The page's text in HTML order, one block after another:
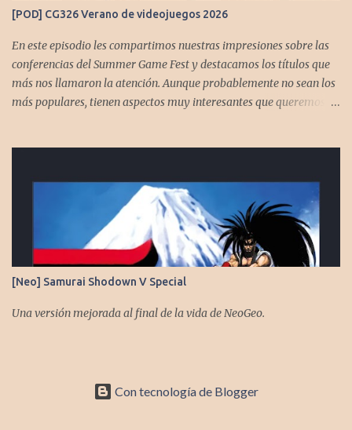
[POD] CG326 Verano de videojuegos 2026
En este episodio les compartimos nuestras impresiones sobre las
conferencias del Summer Game Fest y destacamos los títulos que
más nos llamaron la atención. Aunque probablemente no sean los
más populares, tienen aspectos muy interesantes que queremos
https://x.com/CronicasGoomba Instagram -
https://www.instagram.com/cronicasgoomba/ Facebook -
https://www.facebook.com/CronicasGoomba Si no estamos en tu
plataforma nos puedes agregarcn el código rss:
https://anchor.fm/s/10d1f3318/podcast/rss
[Neo] Samurai Shodown V Special
Una versión mejorada al final de la vida de NeoGeo.
Con tecnología de Blogger